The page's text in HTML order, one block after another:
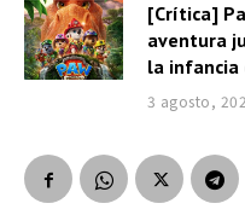
[Crítica]
aventura
la infancia
3 agosto,